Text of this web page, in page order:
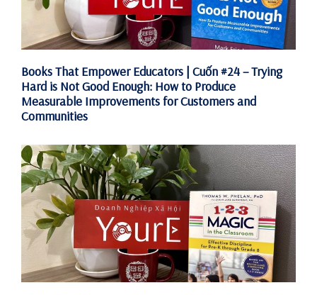
Books That Empower Educators | Cuốn #24 – Trying
Hard is Not Good Enough: How to Produce
Measurable Improvements for Customers and
Communities